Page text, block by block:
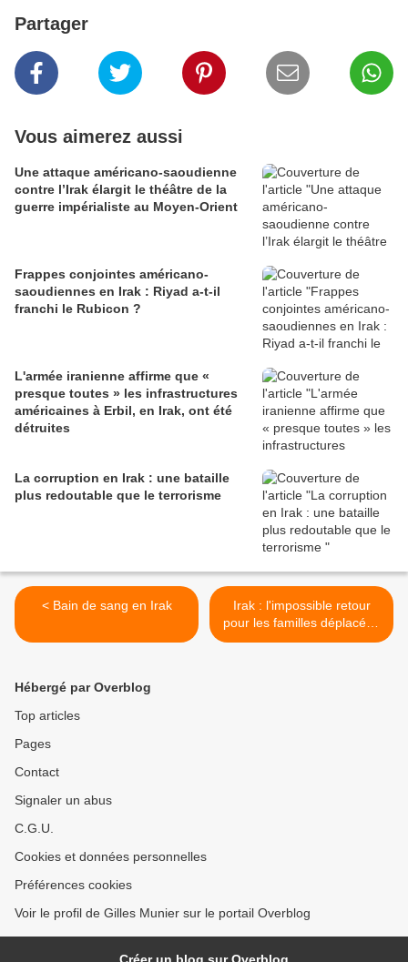
Partager
Vous aimerez aussi
Une attaque américano-saoudienne
contre l’Irak élargit le théâtre de la
guerre impérialiste au Moyen-Orient
Frappes conjointes américano-
saoudiennes en Irak : Riyad a-t-il
franchi le Rubicon ?
L'armée iranienne affirme que «
presque toutes » les infrastructures
américaines à Erbil, en Irak, ont été
détruites
La corruption en Irak : une bataille
plus redoutable que le terrorisme
< Bain de sang en Irak
Irak : l'impossible retour
pour les familles déplacées
de Diyala >
Hébergé par Overblog
Top articles
Pages
Contact
Signaler un abus
C.G.U.
Cookies et données personnelles
Préférences cookies
Voir le profil de Gilles Munier sur le portail Overblog
Créer un blog sur Overblog